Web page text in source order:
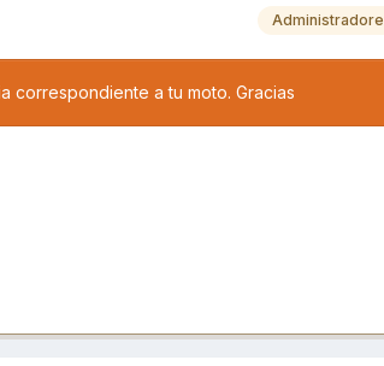
correspondiente a tu moto. Gracias